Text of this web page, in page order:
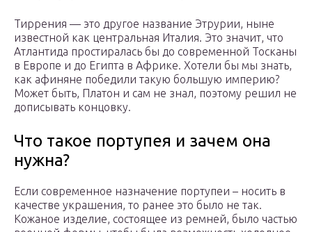
Тиррения — это другое название Этрурии, ныне
известной как центральная Италия. Это значит, что
Атлантида простиралась бы до современной Тосканы
в Европе и до Египта в Африке. Хотели бы мы знать,
как афиняне победили такую большую империю?
Может быть, Платон и сам не знал, поэтому решил не
дописывать концовку.
Что такое портупея и зачем она
нужна?
Если современное назначение портупеи – носить в
качестве украшения, то ранее это было не так.
Кожаное изделие, состоящее из ремней, было частью